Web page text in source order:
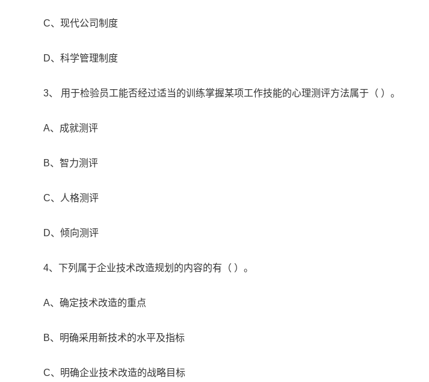
C、现代公司制度
D、科学管理制度
3、 用于检验员工能否经过适当的训练掌握某项工作技能的心理测评方法属于（ ）。
A、成就测评
B、智力测评
C、人格测评
D、倾向测评
4、下列属于企业技术改造规划的内容的有（ ）。
A、确定技术改造的重点
B、明确采用新技术的水平及指标
C、明确企业技术改造的战略目标